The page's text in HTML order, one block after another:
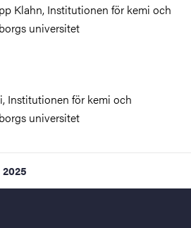
Klahn, Institutionen för kemi och
universitet
, Institutionen för kemi och
universitet
2025